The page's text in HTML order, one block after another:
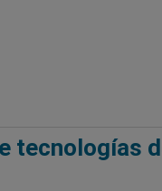
tecnologías